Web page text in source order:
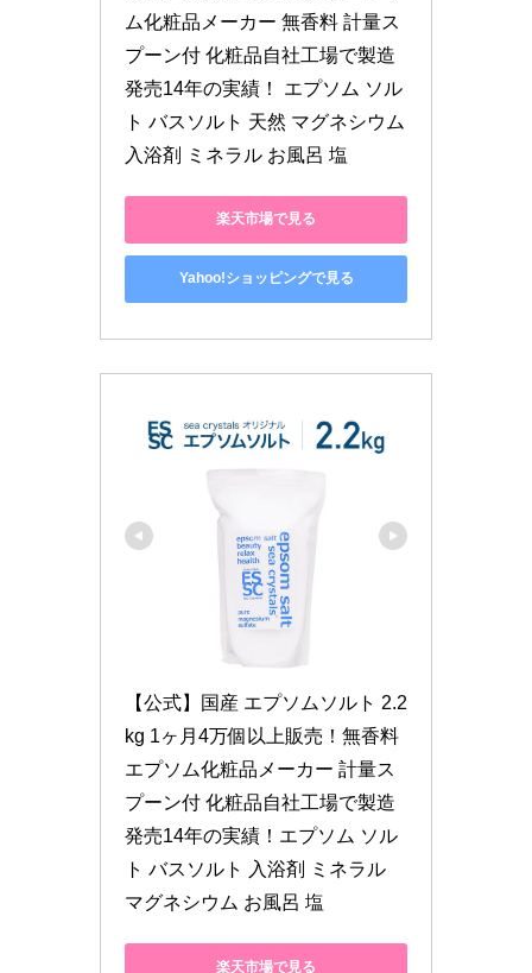
ム化粧品メーカー 無香料 計量ス
プーン付 化粧品自社工場で製造
発売14年の実績！ エプソム ソル
ト バスソルト 天然 マグネシウム
入浴剤 ミネラル お風呂 塩
楽天市場で見る
Yahoo!ショッピングで見る
【公式】国産 エプソムソルト 2.2
kg 1ヶ月4万個以上販売！無香料
エプソム化粧品メーカー 計量ス
プーン付 化粧品自社工場で製造
発売14年の実績！エプソム ソル
ト バスソルト 入浴剤 ミネラル
マグネシウム お風呂 塩
楽天市場で見る